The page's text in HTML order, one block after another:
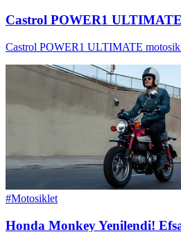
Castrol POWER1
Castrol POWER1 ULTIMATE
#Motosiklet
Honda Monkey Yenilendi!